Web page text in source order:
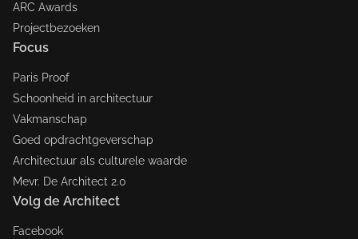
ARC Awards
Projectbezoeken
Focus
Paris Proof
Schoonheid in architectuur
Vakmanschap
Goed opdrachtgeverschap
Architectuur als culturele waarde
Mevr. De Architect 2.0
Volg de Architect
Facebook